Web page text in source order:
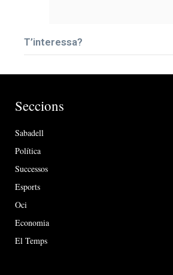
T’interessa?
Seccions
Sabadell
Política
Successos
Esports
Oci
Economia
El Temps